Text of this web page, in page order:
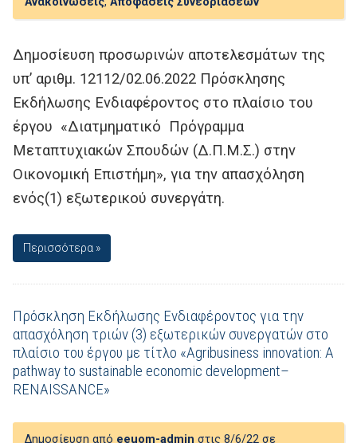
Δημοσίευση προσωρινών αποτελεσμάτων της
υπ’ αριθμ. 12112/02.06.2022 Πρόσκλησης
Εκδήλωσης Ενδιαφέροντος στο πλαίσιο του
έργου «Διατμηματικό Πρόγραμμα
Μεταπτυχιακών Σπουδών (Δ.Π.Μ.Σ.) στην
Οικονομική Επιστήμη», για την απασχόληση
ενός(1) εξωτερικού συνεργάτη.
Περισσότερα »
Πρόσκληση Εκδήλωσης Ενδιαφέροντος για την
απασχόληση τριών (3) εξωτερικών συνεργατών στο
πλαίσιο του έργου με τίτλο «Agribusiness innovation: A
pathway to sustainable economic development–
RENAISSANCE»
Δημοσίευση από eeuom-admin στις 8/6/22 σε